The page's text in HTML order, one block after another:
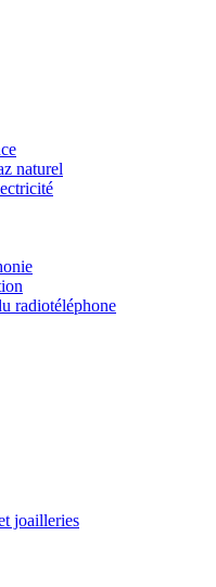
naturel
radiotéléphone
joailleries